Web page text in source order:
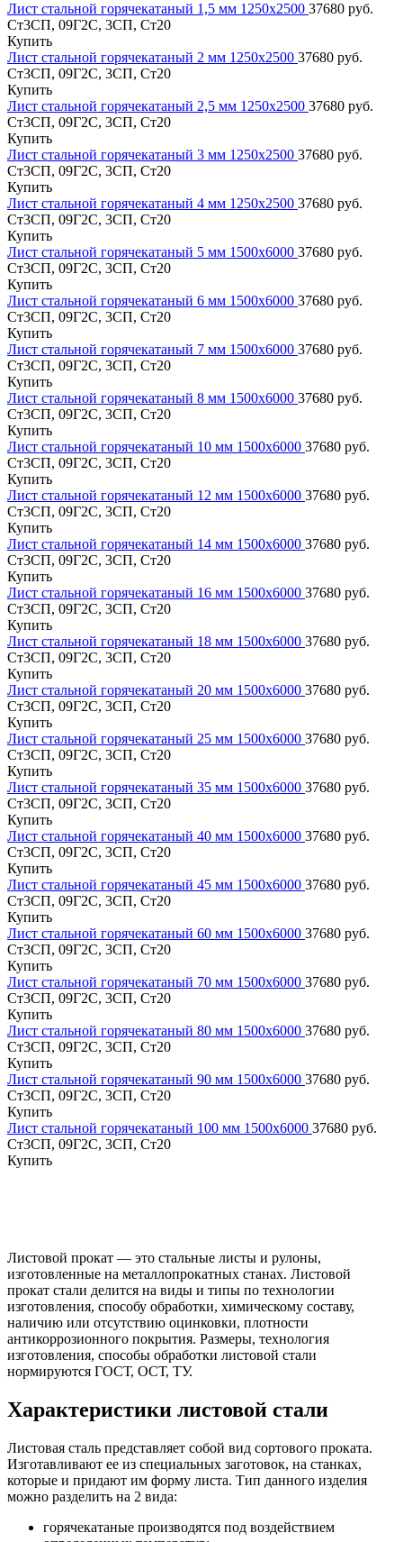
Лист стальной горячекатаный 1,5 мм 1250х2500 37680 руб.
Ст3СП, 09Г2С, 3СП, Ст20
Купить
Лист стальной горячекатаный 2 мм 1250х2500 37680 руб.
Ст3СП, 09Г2С, 3СП, Ст20
Купить
Лист стальной горячекатаный 2,5 мм 1250х2500 37680 руб.
Ст3СП, 09Г2С, 3СП, Ст20
Купить
Лист стальной горячекатаный 3 мм 1250х2500 37680 руб.
Ст3СП, 09Г2С, 3СП, Ст20
Купить
Лист стальной горячекатаный 4 мм 1250х2500 37680 руб.
Ст3СП, 09Г2С, 3СП, Ст20
Купить
Лист стальной горячекатаный 5 мм 1500х6000 37680 руб.
Ст3СП, 09Г2С, 3СП, Ст20
Купить
Лист стальной горячекатаный 6 мм 1500х6000 37680 руб.
Ст3СП, 09Г2С, 3СП, Ст20
Купить
Лист стальной горячекатаный 7 мм 1500х6000 37680 руб.
Ст3СП, 09Г2С, 3СП, Ст20
Купить
Лист стальной горячекатаный 8 мм 1500х6000 37680 руб.
Ст3СП, 09Г2С, 3СП, Ст20
Купить
Лист стальной горячекатаный 10 мм 1500х6000 37680 руб.
Ст3СП, 09Г2С, 3СП, Ст20
Купить
Лист стальной горячекатаный 12 мм 1500х6000 37680 руб.
Ст3СП, 09Г2С, 3СП, Ст20
Купить
Лист стальной горячекатаный 14 мм 1500х6000 37680 руб.
Ст3СП, 09Г2С, 3СП, Ст20
Купить
Лист стальной горячекатаный 16 мм 1500х6000 37680 руб.
Ст3СП, 09Г2С, 3СП, Ст20
Купить
Лист стальной горячекатаный 18 мм 1500х6000 37680 руб.
Ст3СП, 09Г2С, 3СП, Ст20
Купить
Лист стальной горячекатаный 20 мм 1500х6000 37680 руб.
Ст3СП, 09Г2С, 3СП, Ст20
Купить
Лист стальной горячекатаный 25 мм 1500х6000 37680 руб.
Ст3СП, 09Г2С, 3СП, Ст20
Купить
Лист стальной горячекатаный 35 мм 1500х6000 37680 руб.
Ст3СП, 09Г2С, 3СП, Ст20
Купить
Лист стальной горячекатаный 40 мм 1500х6000 37680 руб.
Ст3СП, 09Г2С, 3СП, Ст20
Купить
Лист стальной горячекатаный 45 мм 1500х6000 37680 руб.
Ст3СП, 09Г2С, 3СП, Ст20
Купить
Лист стальной горячекатаный 60 мм 1500х6000 37680 руб.
Ст3СП, 09Г2С, 3СП, Ст20
Купить
Лист стальной горячекатаный 70 мм 1500х6000 37680 руб.
Ст3СП, 09Г2С, 3СП, Ст20
Купить
Лист стальной горячекатаный 80 мм 1500х6000 37680 руб.
Ст3СП, 09Г2С, 3СП, Ст20
Купить
Лист стальной горячекатаный 90 мм 1500х6000 37680 руб.
Ст3СП, 09Г2С, 3СП, Ст20
Купить
Лист стальной горячекатаный 100 мм 1500х6000 37680 руб.
Ст3СП, 09Г2С, 3СП, Ст20
Купить
Листовой прокат — это стальные листы и рулоны,
изготовленные на металлопрокатных станах. Листовой
прокат стали делится на виды и типы по технологии
изготовления, способу обработки, химическому составу,
наличию или отсутствию оцинковки, плотности
антикоррозионного покрытия. Размеры, технология
изготовления, способы обработки листовой стали
нормируются ГОСТ, ОСТ, ТУ.
Характеристики листовой стали
Листовая сталь представляет собой вид сортового проката.
Изготавливают ее из специальных заготовок, на станках,
которые и придают им форму листа. Тип данного изделия
можно разделить на 2 вида:
горячекатаные производятся под воздействием